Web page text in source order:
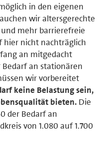
in den eigenen
wir altersgerechte
mehr barrierefreie
hier nicht nachträglich
an mitgedacht
an stationären
wir vorbereitet
keine Belastung sein,
bieten. Die
der Bedarf an
von 1.080 auf 1.700